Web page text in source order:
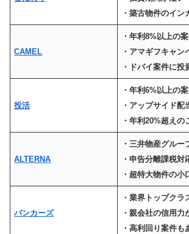
・築古物件のイン
CAMEL
・年利8%以上の
・アマギフキャン
・ドバイ案件に投
投活
・年利6%以上の
・アップサイド配
・年利20%超えの
ALTERNA
・三井物産グルー
・申告分離課税対
・超特大物件の小
バンカーズ
・業界トップクラ
・親会社の信用力
・高利回り案件も